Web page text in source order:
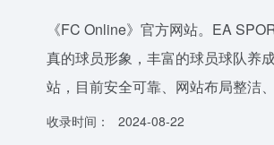
《FC Online》官方网站。EA
真的球员形象，丰富的球员球队养
站，目前安全可靠、网站布局整洁
收录时间：
2024-08-22